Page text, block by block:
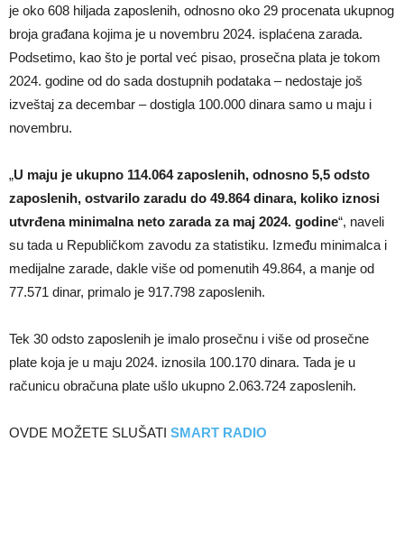
je oko 608 hiljada zaposlenih, odnosno oko 29 procenata ukupnog
broja građana kojima je u novembru 2024. isplaćena zarada.
Podsetimo, kao što je portal već pisao, prosečna plata je tokom
2024. godine od do sada dostupnih podataka – nedostaje još
izveštaj za decembar – dostigla 100.000 dinara samo u maju i
novembru.
„U maju je ukupno 114.064 zaposlenih, odnosno 5,5 odsto
zaposlenih, ostvarilo zaradu do 49.864 dinara, koliko iznosi
utvrđena minimalna neto zarada za maj 2024. godine“, naveli
su tada u Republičkom zavodu za statistiku. Između minimalca i
medijalne zarade, dakle više od pomenutih 49.864, a manje od
77.571 dinar, primalo je 917.798 zaposlenih.
Tek 30 odsto zaposlenih je imalo prosečnu i više od prosečne
plate koja je u maju 2024. iznosila 100.170 dinara. Tada je u
računicu obračuna plate ušlo ukupno 2.063.724 zaposlenih.
OVDE MOŽETE SLUŠATI SMART RADIO